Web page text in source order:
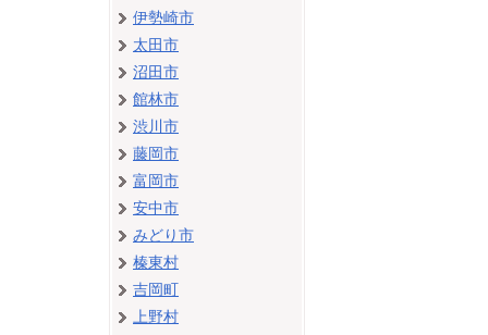
伊勢崎市
太田市
沼田市
館林市
渋川市
藤岡市
富岡市
安中市
みどり市
榛東村
吉岡町
上野村